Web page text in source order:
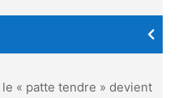
« patte tendre » devient